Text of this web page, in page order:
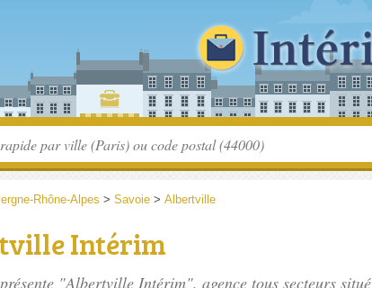
Rhône-Alpes > Savoie > Albertville
Intérim
"Albertville Intérim", agence tous secteurs situé